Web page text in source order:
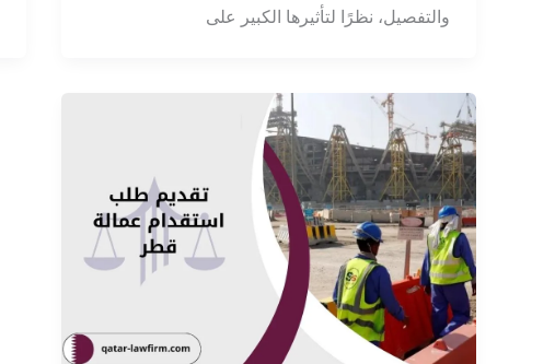
والتفصيل، نظرًا لتأثيرها الكبير على